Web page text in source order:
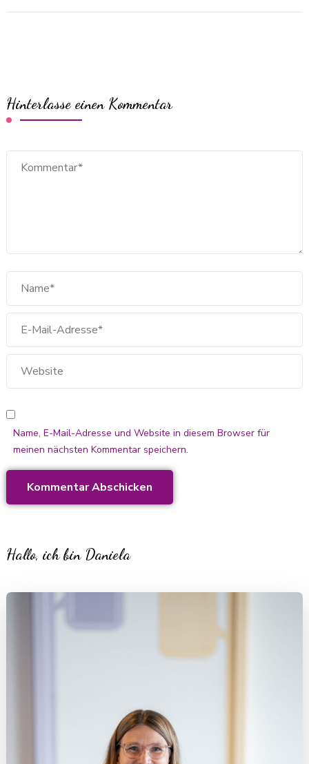
Hinterlasse einen Kommentar
Name, E-Mail-Adresse und Website in diesem Browser für
meinen nächsten Kommentar speichern.
Hallo, ich bin Daniela